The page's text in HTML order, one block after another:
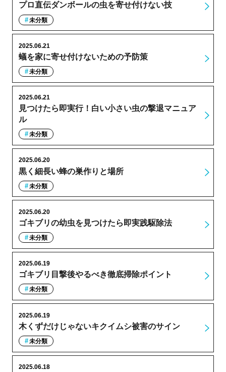
プロ直伝ダンボールの虫を寄せ付けない技
未分類
蟻を家に寄せ付けないための予防策
2025.06.21
未分類
見つけたら即実行！白い小さい虫の撃退マニュア
ル
2025.06.21
未分類
黒く細長い蜂の巣作りと場所
2025.06.20
未分類
ゴキブリの幼虫を見つけたら即実践駆除法
2025.06.20
未分類
ゴキブリ目撃後やるべき徹底掃除ポイント
2025.06.19
未分類
木くずだけじゃないキクイムシ被害のサイン
2025.06.19
未分類
2025.06.18